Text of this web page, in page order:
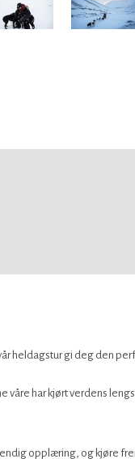
heldagstur gi deg den
våre har kjørt verdens
opplæring, og kjøre